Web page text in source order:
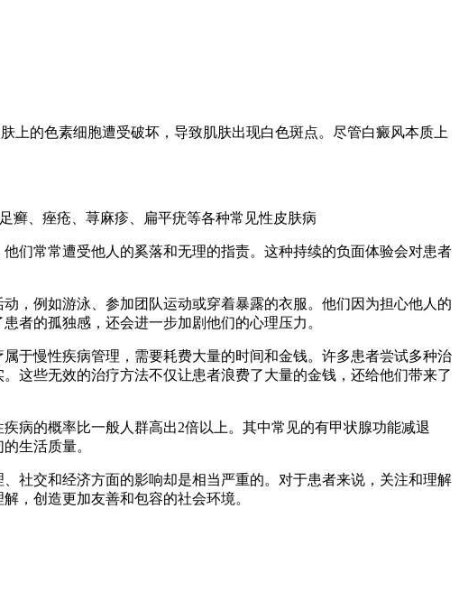
上的色素细胞遭受破坏，导致肌肤出现白色斑点。尽管白癜风本质上
癣、痤疮、荨麻疹、扁平疣等各种常见性皮肤病
们常常遭受他人的奚落和无理的指责。这种持续的负面体验会对患者
，例如游泳、参加团队运动或穿着暴露的衣服。他们因为担心他人的
者的孤独感，还会进一步加剧他们的心理压力。
于慢性疾病管理，需要耗费大量的时间和金钱。许多患者尝试多种治
这些无效的治疗方法不仅让患者浪费了大量的金钱，还给他们带来了
病的概率比一般人群高出2倍以上。其中常见的有甲状腺功能减退
生活质量。
社交和经济方面的影响却是相当严重的。对于患者来说，关注和理解
，创造更加友善和包容的社会环境。